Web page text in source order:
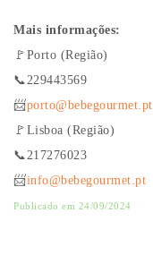
Mais informações:
🚩 Porto (Região)
📞229443569
📨porto@bebegourmet.pt
🚩 Lisboa (Região)
📞217276023
📨info@bebegourmet.pt
Publicado em 24/09/2024